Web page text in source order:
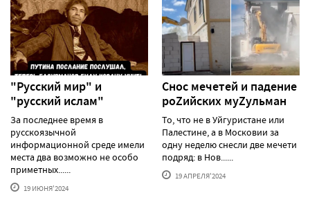
"Русский мир" и
"русский ислам"
За последнее время в
русскоязычной
информационной среде имели
места два возможно не особо
приметных......
19 ИЮНЯ'2024
Снос мечетей и падение
роZийских муZульман
То, что не в Уйгуристане или
Палестине, а в Московии за
одну неделю снесли две мечети
подряд: в Нов......
19 АПРЕЛЯ'2024